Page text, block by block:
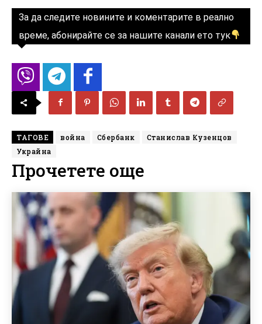
За да следите новините и коментарите в реално
време, абонирайте се за нашите канали ето тук
ТАГОВЕ война Сбербанк
Станислав Кузенцов
Украйна
Прочетете още